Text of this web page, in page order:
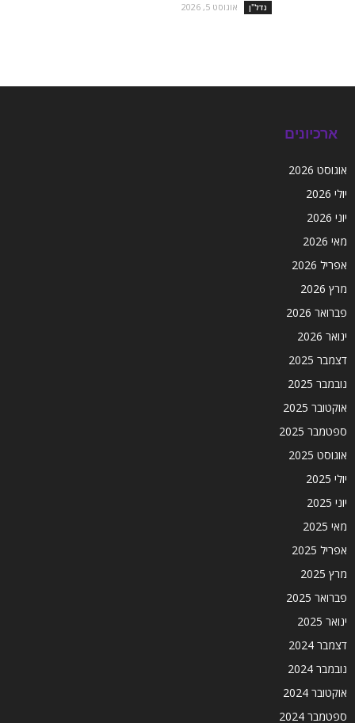
נדל''ן אוגוסט 5, 2026
ארכיונים
אוגוסט 2026
יולי 2026
יוני 2026
מאי 2026
אפריל 2026
מרץ 2026
פברואר 2026
ינואר 2026
דצמבר 2025
נובמבר 2025
אוקטובר 2025
ספטמבר 2025
אוגוסט 2025
יולי 2025
יוני 2025
מאי 2025
אפריל 2025
מרץ 2025
פברואר 2025
ינואר 2025
דצמבר 2024
נובמבר 2024
אוקטובר 2024
ספטמבר 2024